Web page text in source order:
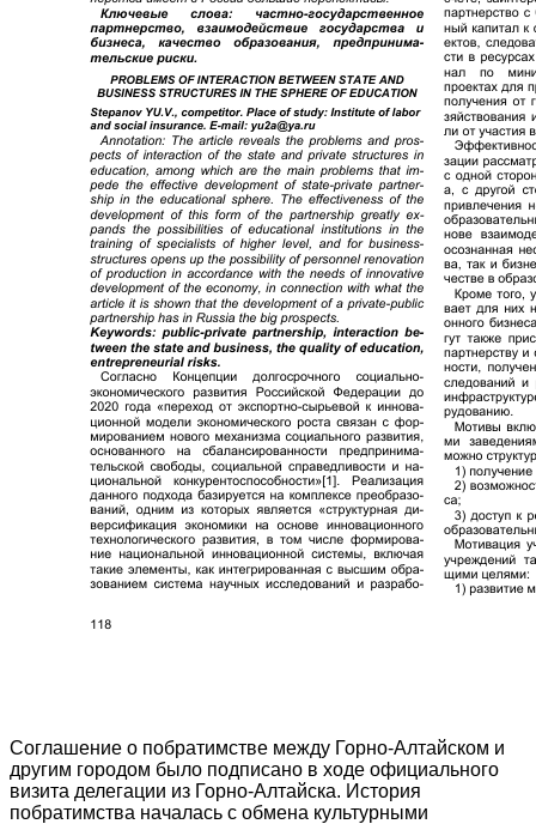
Соглашение о побратимстве между Горно-Алтайском и
другим городом было подписано в ходе официального
визита делегации из Горно-Алтайска. История
побратимства началась с обмена культурными